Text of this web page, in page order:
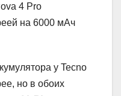
4 Pro
на 6000 мАч
у Tecno
но в обоих